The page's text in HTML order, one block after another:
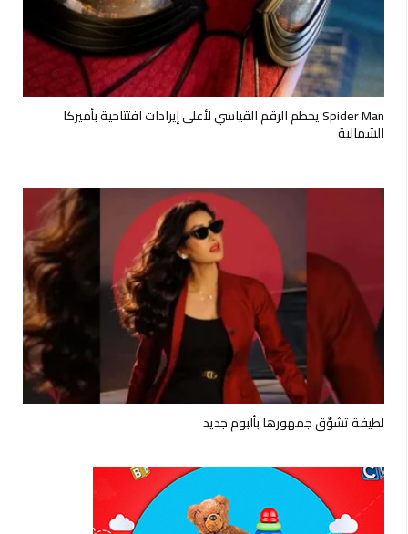
Spider Man يحطم الرقم القياسي لأعلى إيرادات افتتاحية بأميركا
الشمالية
لطيفة تشوّق جمهورها بألبوم جديد